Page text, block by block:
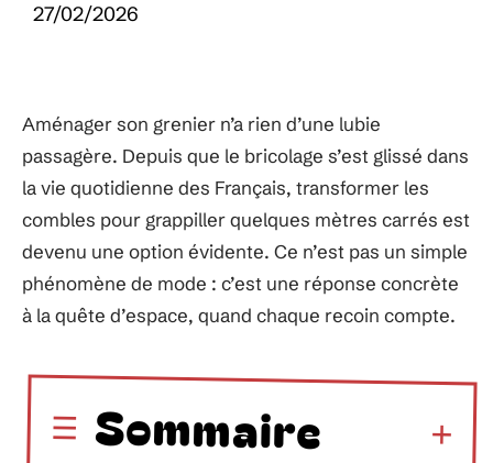
27/02/2026
Aménager son grenier n’a rien d’une lubie
passagère. Depuis que le bricolage s’est glissé dans
la vie quotidienne des Français, transformer les
combles pour grappiller quelques mètres carrés est
devenu une option évidente. Ce n’est pas un simple
phénomène de mode : c’est une réponse concrète
à la quête d’espace, quand chaque recoin compte.
Sommaire